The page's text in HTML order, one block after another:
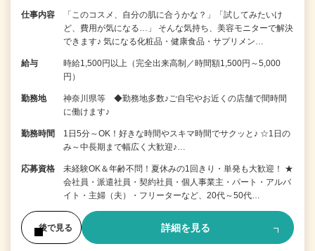
仕事内容
「このコスメ、自分の肌に合うかな？」「試してみたいけ
ど、費用が気になる…」 そんな気持ち、美容モニターで解決
できます♪ 気になる化粧品・健康食品・サプリメン…
給与
時給1,500円以上（完全出来高制／時間額1,500円～5,000
円）
勤務地
神奈川県等 ◆勤務地多数♪ご自宅やお近くの店舗で間時間
に働けます♪
勤務時間
1日5分～OK！好きな時間やスキマ時間でサクッと♪ ☆1日の
み～中長期まで幅広く大歓迎♪…
応募資格
未経験OK＆年齢不問！夏休みの1回きり・単発も大歓迎！ ★
会社員・派遣社員・契約社員・個人事業主・パート・アルバ
イト・主婦（夫）・フリーターなど、20代～50代…
後で見る 詳細を見る